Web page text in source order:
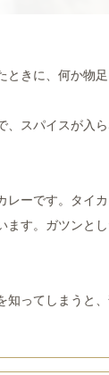
ときに、何か物
、スパイスが入
レーです。タイ
す。ガツンと
知ってしまうと